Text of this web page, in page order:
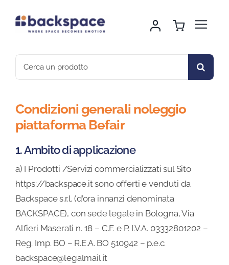
for:
Toggle
Noleggio Arredo
Montaggio & Logistica
Sport & Outdoor
Blog
Condizioni generali noleggio
piattaforma Befair
1. Ambito di applicazione
a) I Prodotti /Servizi commercializzati sul Sito
https://backspace.it sono offerti e venduti da
Backspace s.r.l. (d’ora innanzi denominata
BACKSPACE), con sede legale in Bologna, Via
Alfieri Maserati n. 18 – C.F. e P. I.V.A. 03332801202 –
Reg. Imp. BO – R.E.A. BO 510942 – p.e.c.
backspace@legalmail.it